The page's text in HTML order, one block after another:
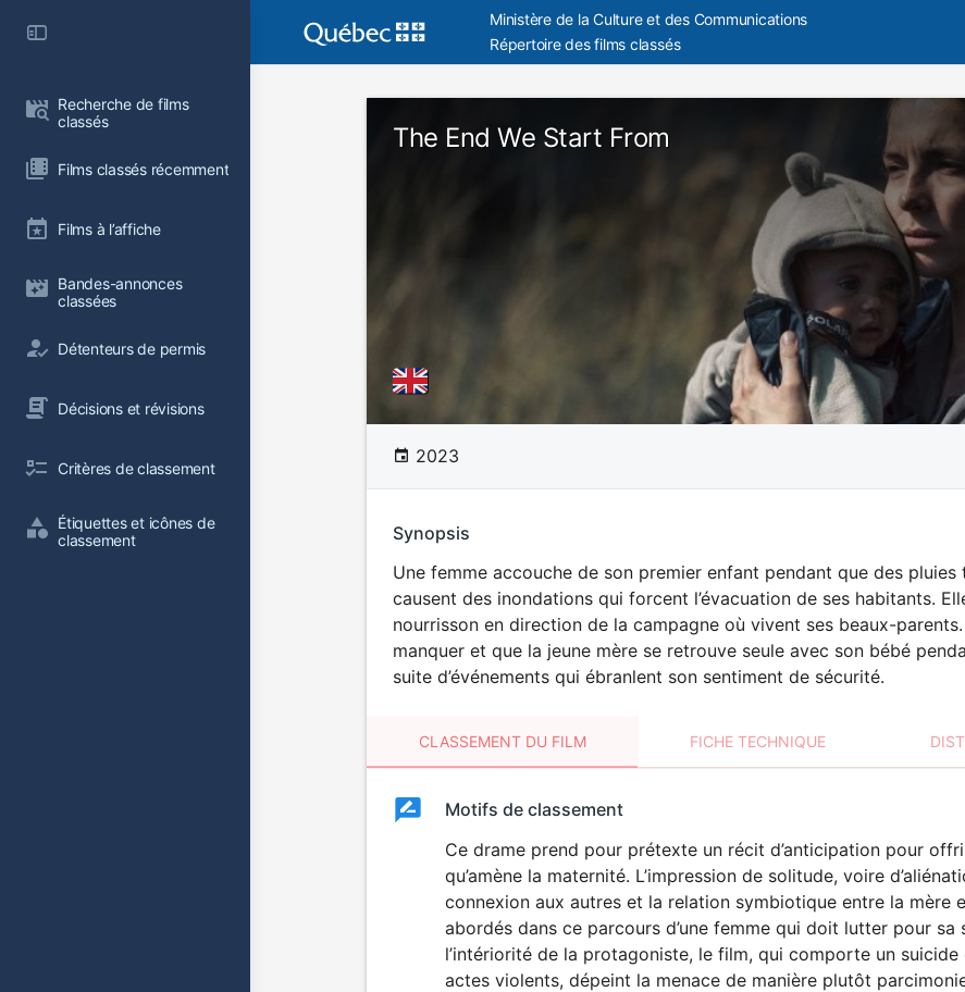
Recherche de films
classés
Films classés récemment
Films à l’affiche
Bandes-annonces
classées
Détenteurs de permis
Décisions et révisions
Critères de classement
Étiquettes et icônes de
classement
Ministère de la Culture et des Communications
Répertoire des films classés
The End We Start From
2023
Synopsis
Une femme accouche de son premier enfant pendant que des pluies
causent des inondations qui forcent l’évacuation de ses habitants.
nourrisson en direction de la campagne où vivent ses beaux-
manquer et que la jeune mère se retrouve seule avec son bébé
suite d’événements qui ébranlent son sentiment de sécurité.
CLASSEMENT DU FILM FICHE TECHNIQUE
ClassementClassement
DÉCONSEILLÉ
AUX JEUNES
ENFANTS
Motifs de classement
Ce drame prend pour prétexte un récit d’anticipation pour
qu’amène la maternité. L’impression de solitude, voire
connexion aux autres et la relation symbiotique entre la mère
abordés dans ce parcours d’une femme qui doit lutter pour
l’intériorité de la protagoniste, le film, qui comporte un
actes violents, dépeint la menace de manière plutôt